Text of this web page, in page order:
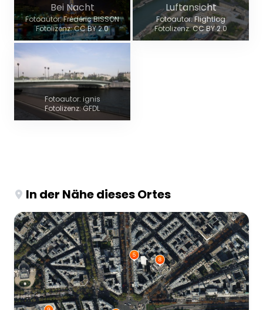
Bei Nacht
Fotoautor: Frédéric BISSON
Fotolizenz: CC BY 2.0
Luftansicht
Fotoautor: Flightlog
Fotolizenz: CC BY 2.0
Fotoautor: ignis
Fotolizenz: GFDL
In der Nähe dieses Ortes